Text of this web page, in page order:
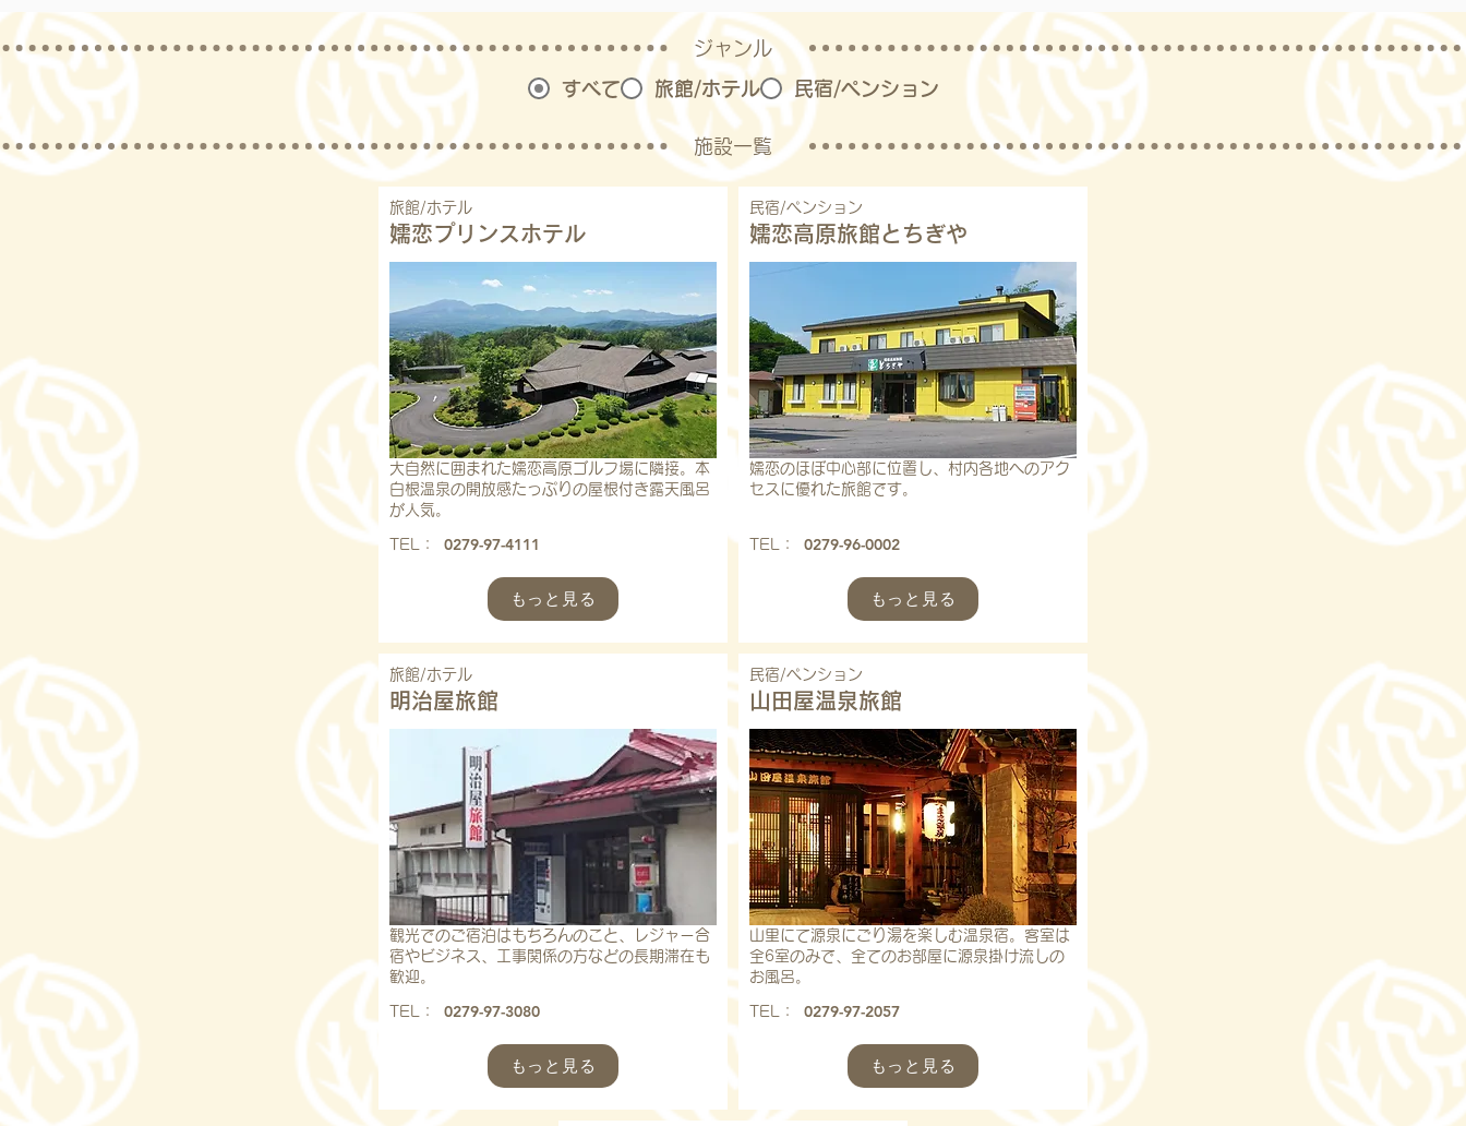
ジャンル
すべて 旅館/ホテル 民宿/ペンション
施設一覧
旅館/ホテル
嬬恋プリンスホテル
大自然に囲まれた嬬恋高原ゴルフ場に隣接。本
白根温泉の開放感たっぷりの屋根付き露天風呂
が人気。
​TEL： 0279-97-4111
もっと見る
旅館/ホテル
明治屋旅館
観光でのご宿泊はもちろんのこと、レジャー合
宿やビジネス、工事関係の方などの長期滞在も
歓迎。
​TEL： 0279-97-3080
もっと見る
民宿/ペンション
嬬恋高原旅館とちぎや
嬬恋のほぼ中心部に位置し、村内各地へのアク
セスに優れた旅館です。
​TEL： 0279-96-0002
もっと見る
民宿/ペンション
山田屋温泉旅館
山里にて源泉にごり湯を楽しむ温泉宿。客室は
全6室のみで、全てのお部屋に源泉掛け流しの
お風呂。
​TEL： 0279-97-2057
もっと見る